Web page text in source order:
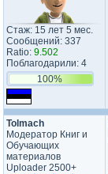
Стаж: 15 лет 5 мес.
Сообщений: 337
Ratio: 9.502
Поблагодарили: 4
100%
Tolmach
Модератор Книг и
Обучающих
материалов
Uploader 2500+